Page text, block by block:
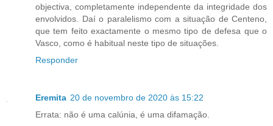
objectiva, completamente independente da integridade dos
envolvidos. Daí o paralelismo com a situação de Centeno,
que tem feito exactamente o mesmo tipo de defesa que o
Vasco, como é habitual neste tipo de situações.
Responder
Eremita 20 de novembro de 2020 às 15:22
Errata: não é uma calúnia, é uma difamação.